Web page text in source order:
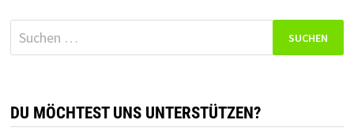
Suchen
nach:
DU MÖCHTEST UNS UNTERSTÜTZEN?